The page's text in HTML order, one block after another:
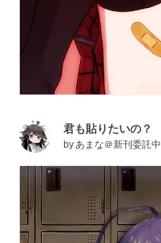
君も貼りたいの？
byあまな＠新刊委託中